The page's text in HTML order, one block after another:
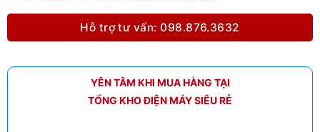
Hỗ trợ tư vấn: 098.876.3632
YÊN TÂM KHI MUA HÀNG TẠI
TỔNG KHO ĐIỆN MÁY SIÊU RẺ